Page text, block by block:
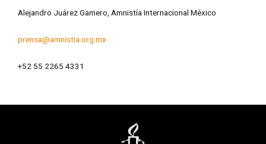
Alejandro Juárez Gamero, Amnistía Internacional México
prensa@amnistia.org.mx
+52 55 2265 4331